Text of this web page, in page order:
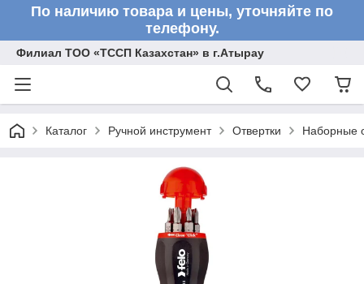
По наличию товара и цены, уточняйте по
телефону.
Филиал ТОО «ТССП Казахстан» в г.Атырау
Каталог Ручной инструмент Отвертки Наборные